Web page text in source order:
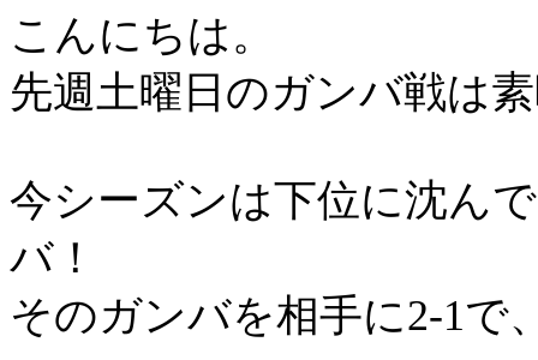
こんにちは。
先週土曜日のガンバ戦は
今シーズンは下位に沈ん
バ！
そのガンバを相手に2-1で